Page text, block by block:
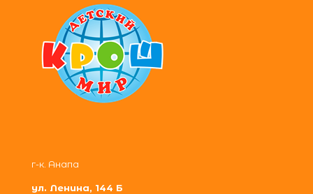
г-к. Анапа
ул. Ленина, 144 Б